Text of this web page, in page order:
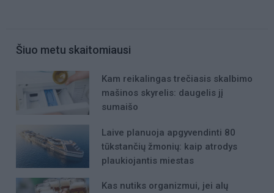
Šiuo metu skaitomiausi
Kam reikalingas trečiasis skalbimo
mašinos skyrelis: daugelis jį
sumaišo
Laive planuoja apgyvendinti 80
tūkstančių žmonių: kaip atrodys
plaukiojantis miestas
Kas nutiks organizmui, jei alų